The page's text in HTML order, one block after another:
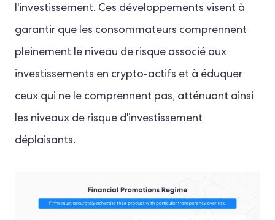
l'investissement. Ces développements visent à
garantir que les consommateurs comprennent
pleinement le niveau de risque associé aux
investissements en crypto-actifs et à éduquer
ceux qui ne le comprennent pas, atténuant ainsi
les niveaux de risque d'investissement
déplaisants.